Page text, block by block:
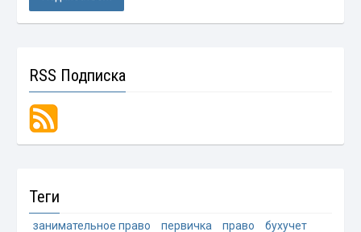
RSS Подписка
Теги
занимательное право первичка право
бухучет